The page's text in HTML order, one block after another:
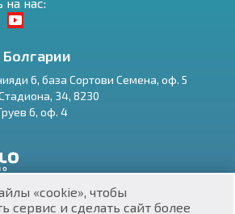
6, база Сортови Семена, оф. 5
34, 8230
6, оф. 4
продвижение сайтов
«cookie», чтобы
сервис и сделать сайт более